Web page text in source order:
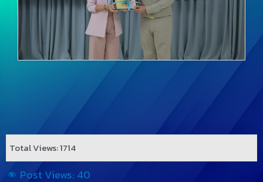
Total Views: 1714
Post Views: 40